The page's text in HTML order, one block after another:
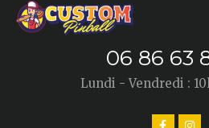
06 86 63
Lundi - Vendredi :